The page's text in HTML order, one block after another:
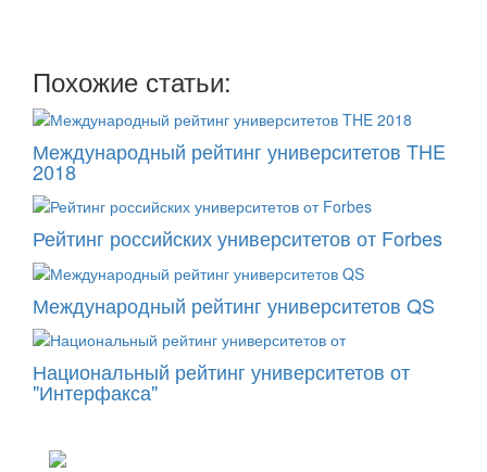
Похожие статьи:
Международный рейтинг университетов THE
2018
Рейтинг российских университетов от Forbes
Международный рейтинг университетов QS
Национальный рейтинг университетов от
"Интерфакса"